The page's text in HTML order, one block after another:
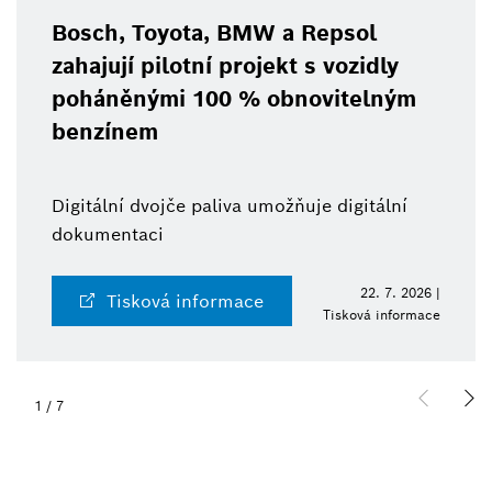
Bosch, Toyota, BMW a Repsol
zahajují pilotní projekt s vozidly
poháněnými 100 % obnovitelným
benzínem
Digitální dvojče paliva umožňuje digitální
dokumentaci
Tisková informace
22. 7. 2026 |
Tisková informace
1 / 7